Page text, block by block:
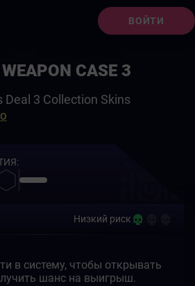
ВОЙТИ
CASE 3
Deal 3 Collection Skins
Низкий риск
в систему, чтобы открывать
шанс на выигрыш.